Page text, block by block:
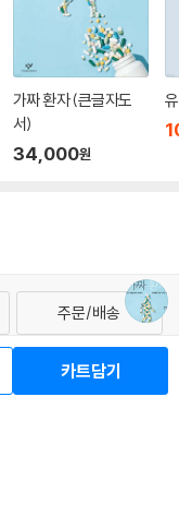
가짜 환자 (큰글자도
서)
34,000원
카트담기
주문/배송
중고샵 1566-4295